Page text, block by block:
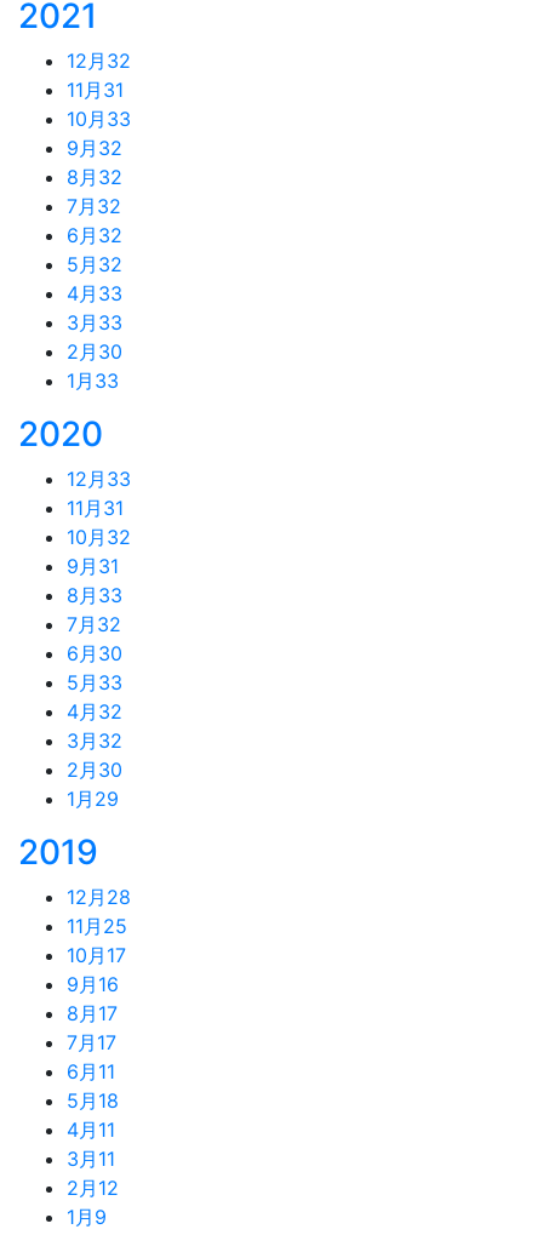
2021
12月 32
11月 31
10月 33
9月 32
8月 32
7月 32
6月 32
5月 32
4月 33
3月 33
2月 30
1月 33
2020
12月 33
11月 31
10月 32
9月 31
8月 33
7月 32
6月 30
5月 33
4月 32
3月 32
2月 30
1月 29
2019
12月 28
11月 25
10月 17
9月 16
8月 17
7月 17
6月 11
5月 18
4月 11
3月 11
2月 12
1月 9